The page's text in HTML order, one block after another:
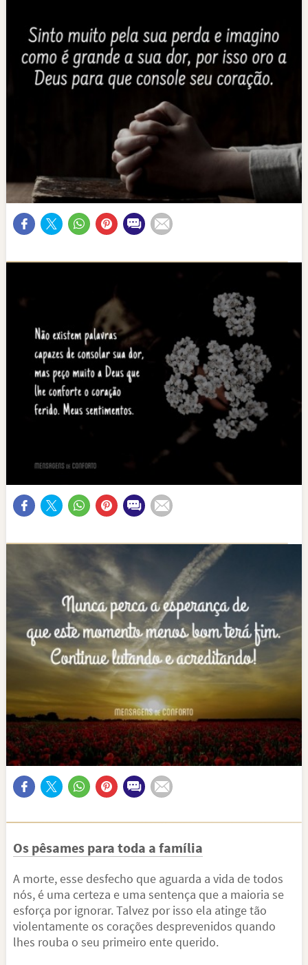
Os pêsames para toda a família
A morte, esse desfecho que aguarda a vida de todos
nós, é uma certeza e uma sentença que a maioria se
esforça por ignorar. Talvez por isso ela atinge tão
violentamente os corações desprevenidos quando
lhes rouba o seu primeiro ente querido.